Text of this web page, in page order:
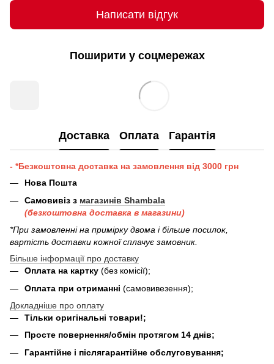
Написати відгук
Поширити у соцмережах
Доставка Оплата Гарантія
- *Безкоштовна доставка на замовлення від 3000 грн
Нова Пошта
Самовивіз з магазинів Shambala
(безкоштовна доставка в магазини)
*При замовленні на примірку двома і більше посилок,
вартість доставки кожної сплачує замовник.
Більше інформації про доставку
Оплата на картку (без комісії);
Оплата при отриманні (самовивезення);
Докладніше про оплату
Тільки оригінальні товари!;
Просте повернення/обмін протягом 14 днів;
Гарантійне і післягарантійне обслуговування;